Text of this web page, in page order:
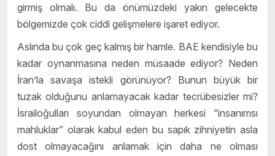
girmiş olmalı. Bu da önümüzdeki yakın gelecekte
bölgemizde çok ciddi gelişmelere işaret ediyor.
Aslında bu çok geç kalmış bir hamle. BAE kendisiyle bu
kadar oynanmasına neden müsaade ediyor? Neden
İran’la savaşa istekli görünüyor? Bunun büyük bir
tuzak olduğunu anlamayacak kadar tecrübesizler mi?
İsrailoğulları soyundan olmayan herkesi “insanımsı
mahluklar” olarak kabul eden bu sapık zihniyetin asla
dost olmayacağını anlamak için daha ne olması